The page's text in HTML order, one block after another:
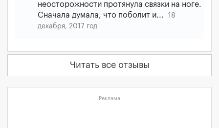
неосторожности протянула связки на ноге.
Сначала думала, что поболит и...
18
декабря, 2017 год
Читать все отзывы
Реклама